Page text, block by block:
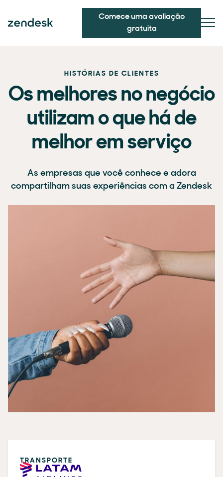
Comece uma avaliação
gratuita
HISTÓRIAS DE CLIENTES
Os melhores no negócio
utilizam o que há de
melhor em serviço
As empresas que você conhece e adora
compartilham suas experiências com a Zendesk
TRANSPORTE